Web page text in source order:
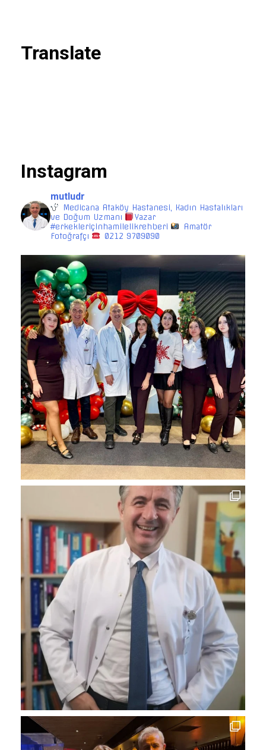
Translate
Instagram
mutludr
Medicana Ataköy Hastanesi, Kadın Hastalıkları
ve Doğum Uzmanı
Yazar
#erkekleriçinhamilelikrehberi
Amatör
Fotoğrafçı
0212 9709090